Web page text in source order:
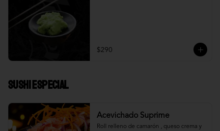
$290
Sushi Especial
Acevichado Suprime
Roll relleno de camarón , queso crema y